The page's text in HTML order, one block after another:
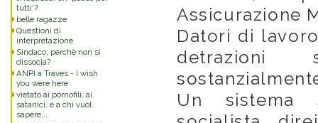
tutti'?
belle ragazze
Questioni di
interpretazione
Sindaco, perchè non si
dissocia?
ANPI a Traves - I wish
you were here
vietato ai pornofili, ai
satanici, e a chi vuol
sapere...
Assicurazione
Datori di
detrazioni
Un sistema